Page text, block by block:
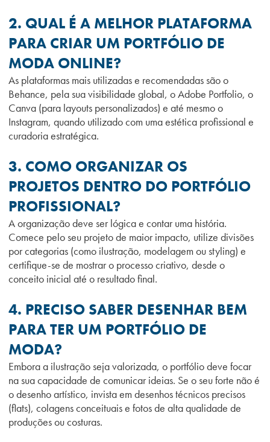
2. QUAL É A MELHOR PLATAFORMA
PARA CRIAR UM PORTFÓLIO DE
MODA ONLINE?
As plataformas mais utilizadas e recomendadas são o
Behance, pela sua visibilidade global, o Adobe Portfolio, o
Canva (para layouts personalizados) e até mesmo o
Instagram, quando utilizado com uma estética profissional e
curadoria estratégica.
3. COMO ORGANIZAR OS
PROJETOS DENTRO DO PORTFÓLIO
PROFISSIONAL?
A organização deve ser lógica e contar uma história.
Comece pelo seu projeto de maior impacto, utilize divisões
por categorias (como ilustração, modelagem ou styling) e
certifique-se de mostrar o processo criativo, desde o
conceito inicial até o resultado final.
4. PRECISO SABER DESENHAR BEM
PARA TER UM PORTFÓLIO DE
MODA?
Embora a ilustração seja valorizada, o portfólio deve focar
na sua capacidade de comunicar ideias. Se o seu forte não é
o desenho artístico, invista em desenhos técnicos precisos
(flats), colagens conceituais e fotos de alta qualidade de
produções ou costuras.